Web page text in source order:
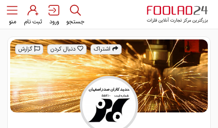
جستجو ورود ثبت نام منو
اشتراک دنبال کردن گزارش